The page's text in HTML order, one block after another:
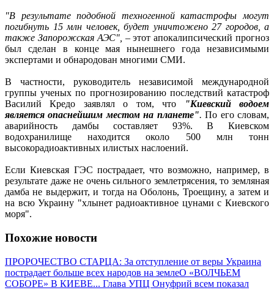
"В результате подобной техногенной катастрофы могут
погибнуть 15 млн человек, будет уничтожено 27 городов, а
также Запорожская АЭС", – этот апокалипсический прогноз
был сделан в конце мая нынешнего года независимыми
экспертами и обнародован многими СМИ.
В частности, руководитель независимой международной
группы ученых по прогнозированию последствий катастроф
Василий Кредо заявлял о том, что
"Киевский водоем
является опаснейшим местом на планете".По его словам,
аварийность дамбы составляет 93%. В Киевском
водохранилище находится около 500 млн тонн
высокорадиоактивных илистых наслоений.
Если Киевская ГЭС пострадает, что возможно, например, в
результате даже не очень сильного землетрясения, то земляная
дамба не выдержит, и тогда на Оболонь, Троещину, а затем и
на всю Украину "хлынет радиоактивное цунами с Киевского
моря".
Похожие новости
ПРОРОЧЕСТВО СТАРЦА: За отступление от веры Украина
пострадает больше всех народов на землеО «ВОЛЧЬЕМ
СОБОРЕ» В КИЕВЕ... Глава УПЦ Онуфрий всем показал